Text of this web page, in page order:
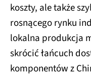
koszty, ale także
rosnącego rynku
lokalna produkcja
skrócić łańcuch
komponentów z